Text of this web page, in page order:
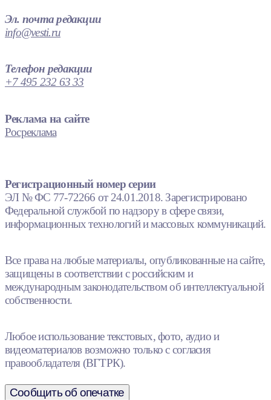
Эл. почта редакции
info@vesti.ru
Телефон редакции
+7 495 232 63 33
Реклама на сайте
Росреклама
Регистрационный номер серии
ЭЛ № ФС 77-72266 от 24.01.2018. Зарегистрировано
Федеральной службой по надзору в сфере связи,
информационных технологий и массовых коммуникаций.
Все права на любые материалы, опубликованные на сайте,
защищены в соответствии с российским и
международным законодательством об интеллектуальной
собственности.
Любое использование текстовых, фото, аудио и
видеоматериалов возможно только с согласия
правообладателя (ВГТРК).
Сообщить об опечатке